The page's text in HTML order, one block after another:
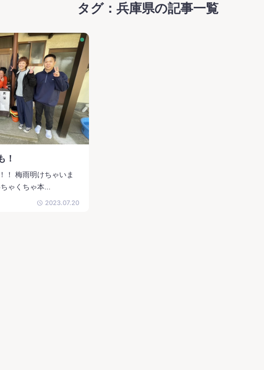
タグ：兵庫県の記事一覧
！
！ 梅雨明けちゃいま
ゃくちゃ本…
2023.07.20